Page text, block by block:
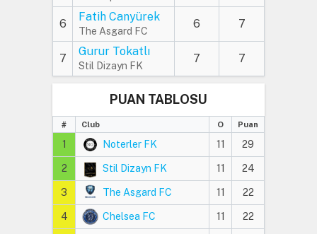
6
Fatih Canyürek
The Asgard FC
6 7
7
Gurur Tokatlı
Stil Dizayn FK
7 7
PUAN TABLOSU
# Club O Puan
1 Noterler FK 11 29
2 Stil Dizayn FK 11 24
3 The Asgard FC 11 22
4 Chelsea FC 11 22